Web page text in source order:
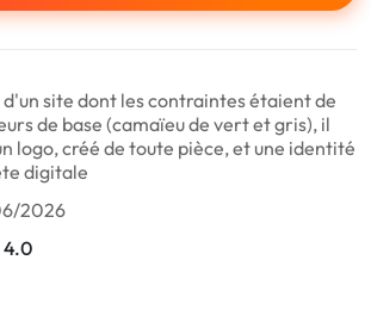
site dont les contraintes étaient de
de base (camaïeu de vert et gris), il
logo, créé de toute pièce, et une identité
digitale
2026
4.0